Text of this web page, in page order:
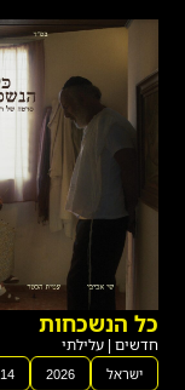
כל הנשכחות
חדשים |עלילתי
ישראל 2026 14 דקות